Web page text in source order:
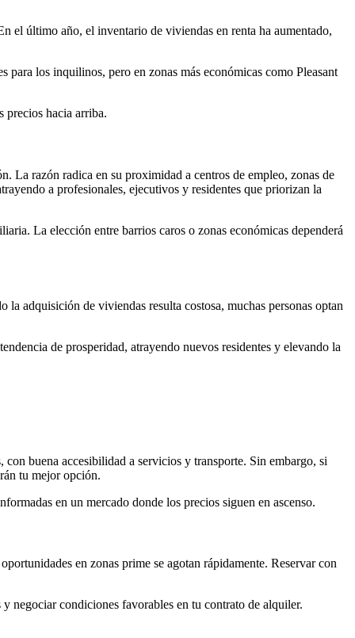
el último año, el inventario de viviendas en renta ha aumentado,
los inquilinos, pero en zonas más económicas como Pleasant
precios hacia arriba.
La razón radica en su proximidad a centros de empleo, zonas de
a profesionales, ejecutivos y residentes que priorizan la
La elección entre barrios caros o zonas económicas dependerá
adquisición de viviendas resulta costosa, muchas personas optan
de prosperidad, atrayendo nuevos residentes y elevando la
buena accesibilidad a servicios y transporte. Sin embargo, si
tu mejor opción.
en un mercado donde los precios siguen en ascenso.
en zonas prime se agotan rápidamente. Reservar con
negociar condiciones favorables en tu contrato de alquiler.